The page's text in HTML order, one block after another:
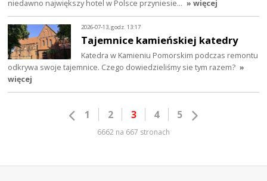
niedawno największy hotel w Polsce przyniesie… » więcej
2026-07-13, godz. 13:17
Tajemnice kamieńskiej katedry
Katedra w Kamieniu Pomorskim podczas remontu
odkrywa swoje tajemnice. Czego dowiedzieliśmy sie tym razem? »
więcej
1 2 3 4 5
6662 na 667 stronach